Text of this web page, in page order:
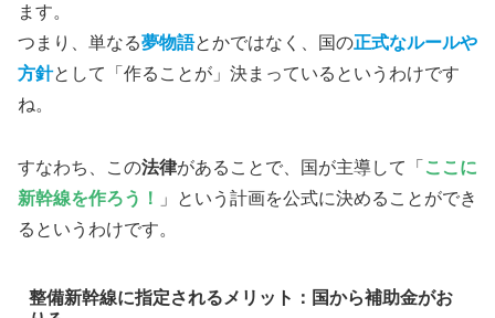
ます。
つまり、単なる夢物語とかではなく、国の正式なルールや
方針として「作ることが」決まっているというわけです
ね。
すなわち、この法律があることで、国が主導して「 ここに
新幹線を作ろう！
」という計画を公式に決めることができ
るというわけです。
整備新幹線に指定されるメリット：国から補助金がお